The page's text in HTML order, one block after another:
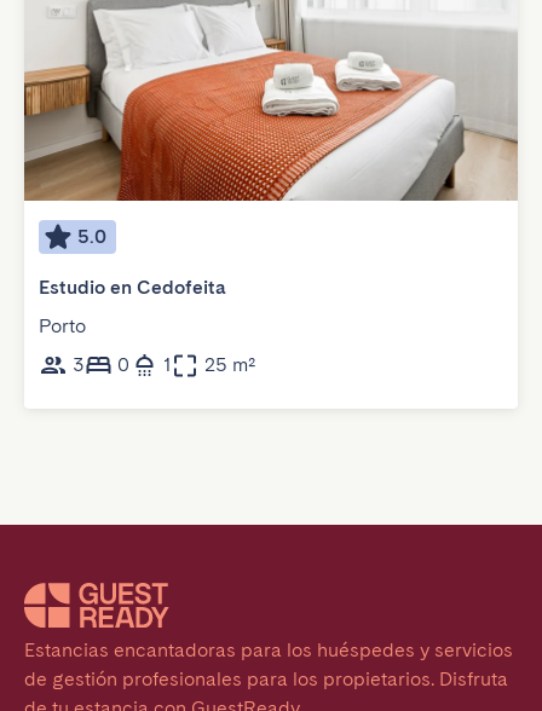
5.0
Estudio en Cedofeita
Porto
3
0 1 25 m²
Estancias encantadoras para los huéspedes y servicios
de gestión profesionales para los propietarios. Disfruta